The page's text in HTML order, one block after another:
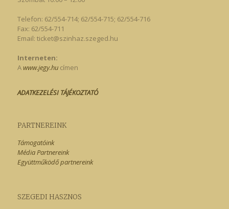
Telefon: 62/554-714; 62/554-715; 62/554-716
Fax: 62/554-711
Email: ticket@szinhaz.szeged.hu
Interneten:
Awww.jegy.hucímen
ADATKEZELÉSI TÁJÉKOZTATÓ
PARTNEREINK
Támogatóink
Média Partnereink
Együttműködő partnereink
SZEGEDI HASZNOS